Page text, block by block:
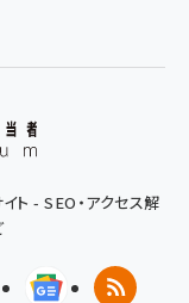
ト - SEO・アクセス解
)
BlueskyGoogleニュ
RSS